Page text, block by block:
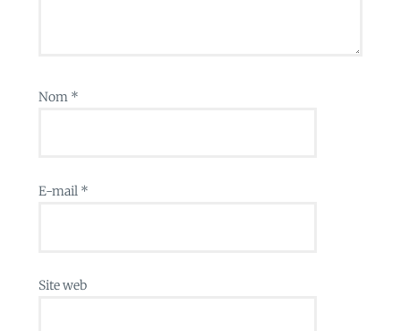
Nom *
E-mail *
Site web